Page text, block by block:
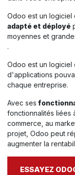
Odoo est un
adapté et déployé
moyennes et
.
Odoo est un logiciel
d'applications
chaque entreprise.
Avec ses
fonctionnalités liées
commerce, au
projet, Odoo peut
augmenter la
ESSAYEZ